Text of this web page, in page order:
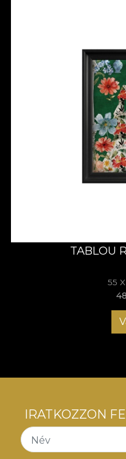
TABLOU
55
IRATKOZZON
Név